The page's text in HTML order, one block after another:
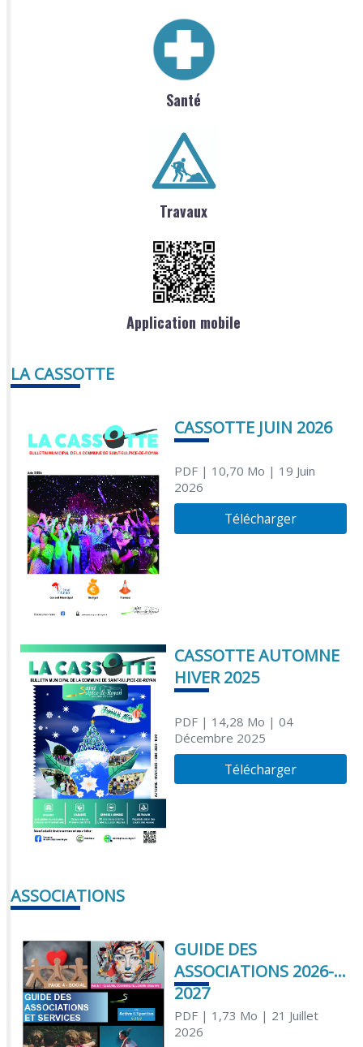
Santé
Travaux
Application mobile
LA CASSOTTE
CASSOTTE JUIN 2026
PDF| 10,70 Mo | 19 Juin
2026
Télécharger
CASSOTTE AUTOMNE
HIVER 2025
PDF| 14,28 Mo | 04
Décembre 2025
Télécharger
ASSOCIATIONS
GUIDE DES
ASSOCIATIONS 2026-
2027
PDF| 1,73 Mo | 21 Juillet
2026